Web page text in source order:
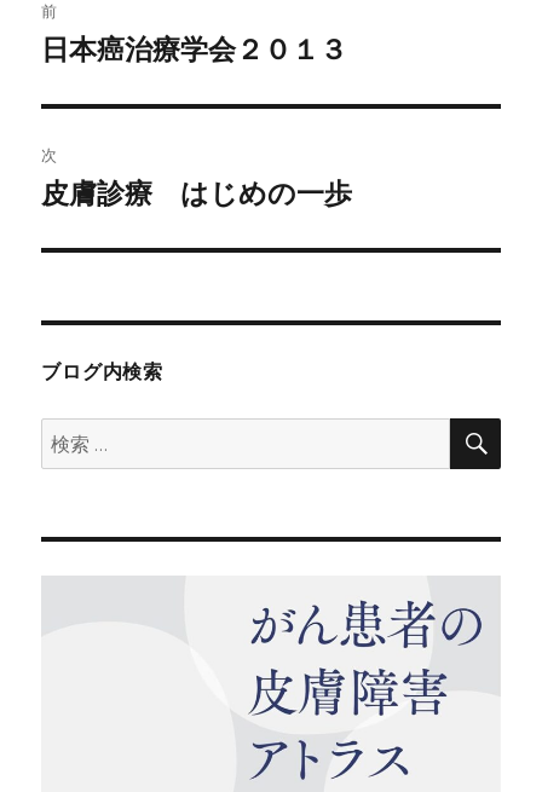
稿
ビ
ゲ
ー
前
前
投
稿:
日本癌治療学会２０１３
次
次
投
皮膚診療 はじめの一歩
ブログ内検索
検
索:
検